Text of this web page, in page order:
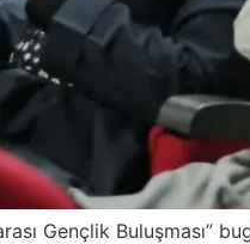
Gençlik Buluşması”